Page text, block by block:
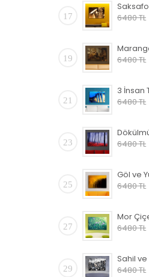
17
6480 TL
19
6480 TL
21
6480 TL
23
6480 TL
25
6480 TL
27
6480 TL
29
6480 TL